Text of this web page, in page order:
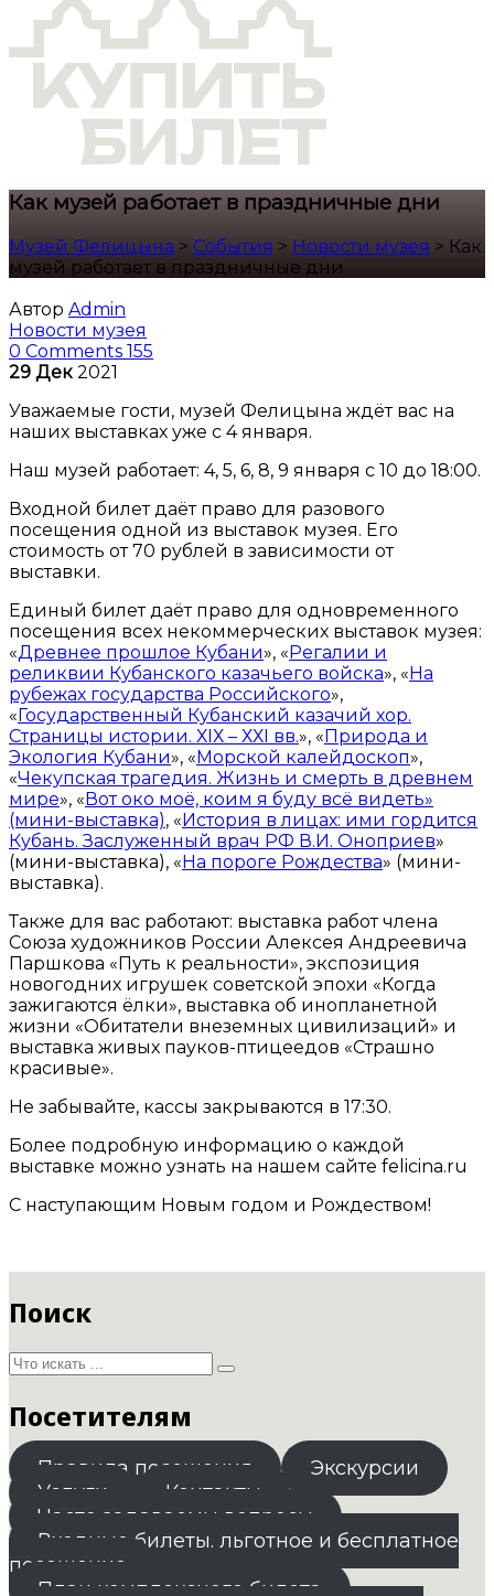
Как музей работает в праздничные дни
Музей Фелицына > События > Новости музея > Как
музей работает в праздничные дни
Автор Admin
Новости музея
0 Comments 155
29 Дек 2021
Уважаемые гости, музей Фелицына ждёт вас на
наших выставках уже с 4 января.
Наш музей работает: 4, 5, 6, 8, 9 января с 10 до 18:00.
Входной билет даёт право для разового
посещения одной из выставок музея. Его
стоимость от 70 рублей в зависимости от
выставки.
Единый билет даёт право для одновременного
посещения всех некоммерческих выставок музея:
«Древнее прошлое Кубани», «Регалии и
реликвии Кубанского казачьего войска», «На
рубежах государства Российского»,
«Государственный Кубанский казачий хор.
Страницы истории. ХIХ – ХХI вв.», «Природа и
Экология Кубани», «Морской калейдоскоп»,
«Чекупская трагедия. Жизнь и смерть в древнем
мире», «Вот око моё, коим я буду всё видеть»
(мини-выставка), «История в лицах: ими гордится
Кубань. Заслуженный врач РФ В.И. Оноприев»
(мини-выставка), «На пороге Рождества» (мини-
выставка).
Также для вас работают: выставка работ члена
Союза художников России Алексея Андреевича
Паршкова «Путь к реальности», экспозиция
новогодних игрушек советской эпохи «Когда
зажигаются ёлки», выставка об инопланетной
жизни «Обитатели внеземных цивилизаций» и
выставка живых пауков-птицеедов «Страшно
красивые».
Не забывайте, кассы закрываются в 17:30.
Более подробную информацию о каждой
выставке можно узнать на нашем сайте felicina.ru
С наступающим Новым годом и Рождеством!
Поиск
Посетителям
Правила посещения
Экскурсии
Услуги
Контакты
Часто задаваемы вопросы
Входные билеты. льготное и бесплатное
посещение
План комплексного билета